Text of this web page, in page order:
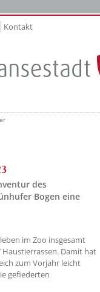
Kontakt
des
Bogen eine
im Zoo insgesamt
Haustierrassen. Damit hat
zum Vorjahr leicht
gefiederten